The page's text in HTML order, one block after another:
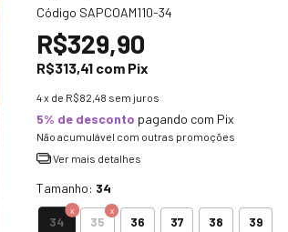
Código SAPCOAM110-34
R$329,90
R$313,41 com Pix
4x de R$82,48 sem juros
5% de desconto pagando com Pix
Não acumulável com outras promoções
Ver mais detalhes
Tamanho: 34
34 35 36 37 38 39